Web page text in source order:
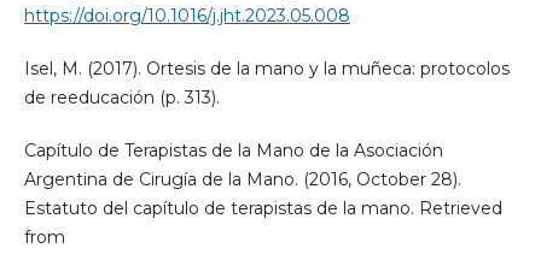
https://doi.org/10.1016/j.jht.2023.05.008
Isel, M. (2017). Ortesis de la mano y la muñeca: protocolos
de reeducación (p. 313).
Capítulo de Terapistas de la Mano de la Asociación
Argentina de Cirugía de la Mano. (2016, October 28).
Estatuto del capítulo de terapistas de la mano. Retrieved
from